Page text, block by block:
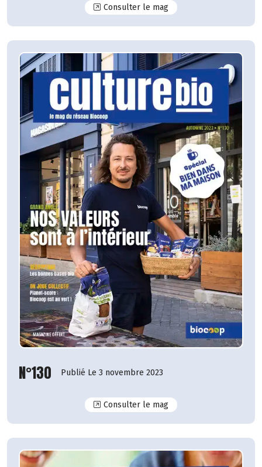
Consulter le magN°131
N°130 Publié Le 3 novembre 2023
Consulter le magN°130